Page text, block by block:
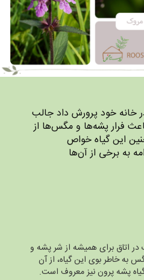
خانه خود پرورش داد جالب
فرار پشه‌ها و مگس‌ها از
این گیاه خواص
به برخی از آن‌ها
در اتاق برای همیشه از شر پشه و
خاطر بوی این گیاه، از آن
پشه پرون نیز معروف است.